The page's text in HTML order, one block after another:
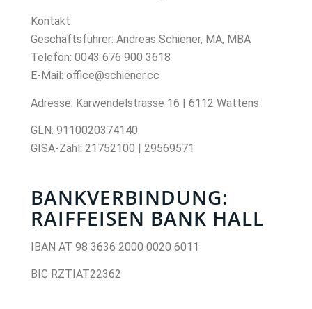
Kontakt
Geschäftsführer: Andreas Schiener, MA, MBA
Telefon: 0043 676 900 3618
E-Mail: office@schiener.cc
Adresse: Karwendelstrasse 16 | 6112 Wattens
GLN: 9110020374140
GISA-Zahl: 21752100 | 29569571
BANKVERBINDUNG:
RAIFFEISEN BANK HALL
IBAN AT 98 3636 2000 0020 6011
BIC RZTIAT22362